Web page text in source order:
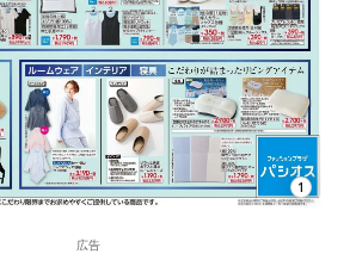
1
広告